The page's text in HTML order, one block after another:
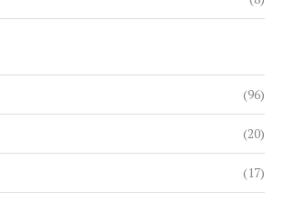
(96)
(20)
(17)